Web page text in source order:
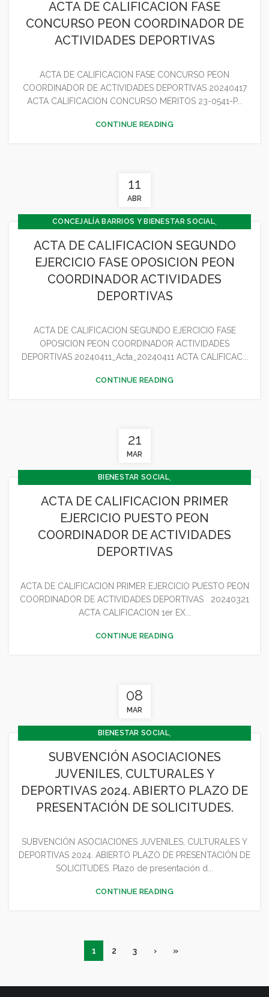
CONCEJALÍA DEPORTES , CONCEJALÍA ECONOMÍA
CONCEJALÍA JUVENTUD INFANCIA Y PARTICIPACIÓN,
DEPORTES ,GENERAL,JUVENTUD - INFANCIA
ACTA DE CALIFICACION FASE
CONCURSO PEON COORDINADOR DE
ACTIVIDADES DEPORTIVAS
ACTA DE CALIFICACION FASE CONCURSO PEON
COORDINADOR DE ACTIVIDADES DEPORTIVAS 20240417
ACTA CALIFICACION CONCURSO MÉRITOS 23-0541-P...
CONTINUE READING
11
ABR
CONCEJALÍA BARRIOS Y BIENESTAR SOCIAL
CONCEJALÍA JUVENTUD INFANCIA Y PARTICIPACIÓN,
DEPORTES, GENERAL
ACTA DE CALIFICACION SEGUNDO
EJERCICIO FASE OPOSICION PEON
COORDINADOR ACTIVIDADES
DEPORTIVAS
ACTA DE CALIFICACION SEGUNDO EJERCICIO FASE
OPOSICION PEON COORDINADOR ACTIVIDADES
DEPORTIVAS 20240411_Acta_20240411 ACTA CALIFICAC...
CONTINUE READING
21
MAR
BIENESTAR SOCIAL,
CONCEJALIA CULTURA Y TURISMO,
CONCEJALÍA DEPORTES,
CONCEJALÍA JUVENTUD INFANCIA Y PARTICIPACIÓN
DEPORTES, GENERAL
ACTA DE CALIFICACION PRIMER
EJERCICIO PUESTO PEON
COORDINADOR DE ACTIVIDADES
DEPORTIVAS
ACTA DE CALIFICACION PRIMER EJERCICIO PUESTO PEON
COORDINADOR DE ACTIVIDADES DEPORTIVAS 20240321
ACTA CALIFICACION 1er EX...
CONTINUE READING
08
MAR
BIENESTAR SOCIAL,
CONCEJALÍA BARRIOS Y BIENESTAR SOCIAL
CONCEJALÍA ECONOMÍA,
CONCEJALÍA JUVENTUD INFANCIA Y PARTICIPACIÓN
CULTURA DEPORTES,GENERAL ,JUVENTUD - INFANCIA
SUBVENCIÓN ASOCIACIONES
JUVENILES, CULTURALES Y
DEPORTIVAS 2024. ABIERTO PLAZO DE
PRESENTACIÓN DE SOLICITUDES.
SUBVENCIÓN ASOCIACIONES JUVENILES, CULTURALES Y
DEPORTIVAS 2024. ABIERTO PLAZO DE PRESENTACIÓN DE
SOLICITUDES. Plazo de presentación d...
CONTINUE READING
1 2 3 › »